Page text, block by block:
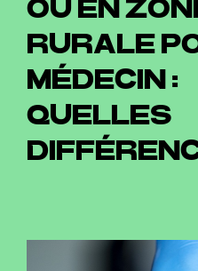
OU EN
RURALE
MÉDECIN :
QUELLES